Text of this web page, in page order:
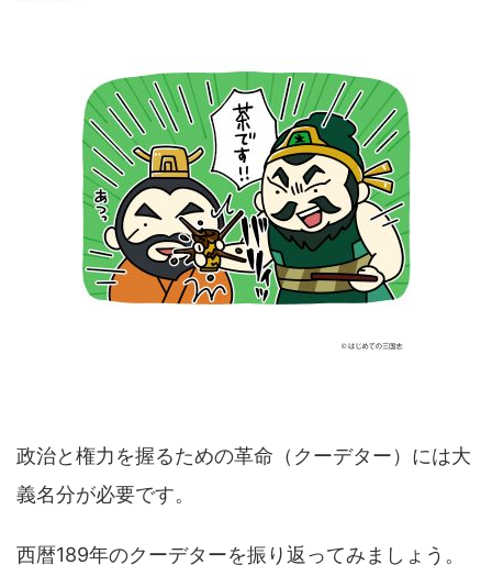
政治と権力を握るための革命（クーデター）には大
義名分が必要です。
西暦189年のクーデターを振り返ってみましょう。